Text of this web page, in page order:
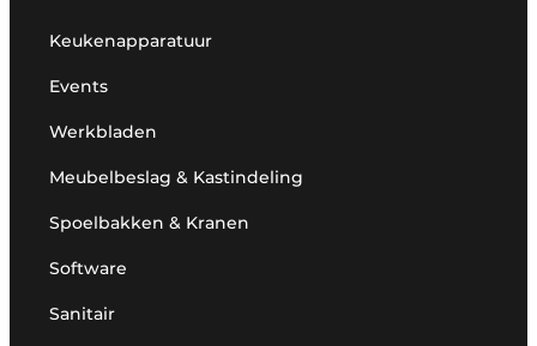
Keukenapparatuur
Events
Werkbladen
Meubelbeslag & Kastindeling
Spoelbakken & Kranen
Software
Sanitair